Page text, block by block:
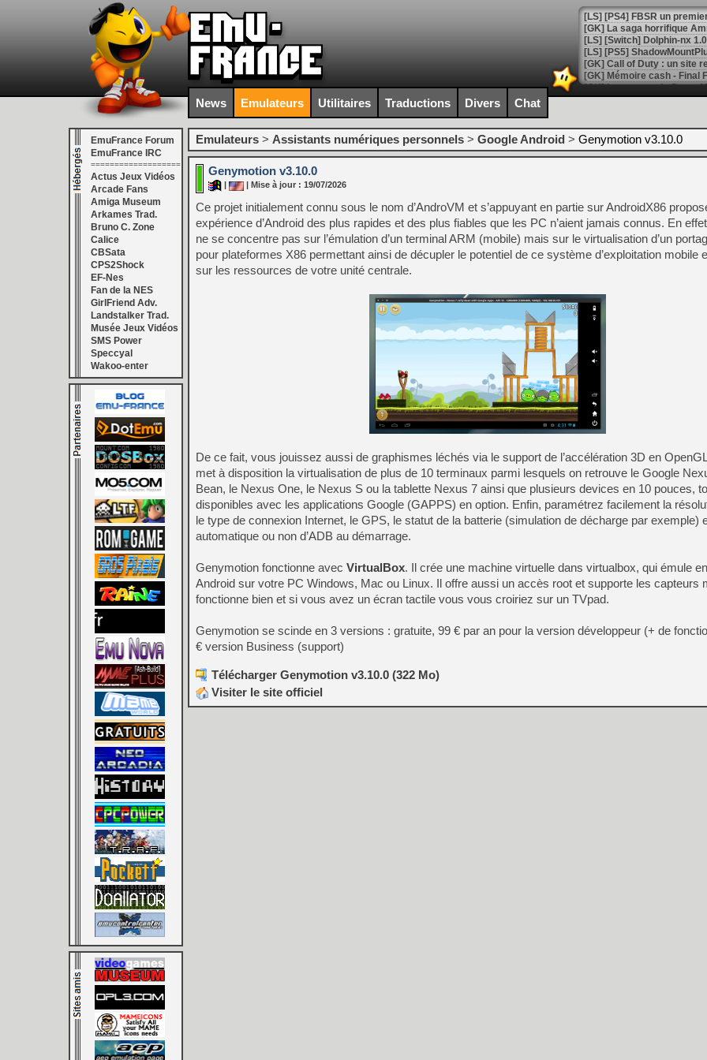
[GK] La saga horrifique
[GK] Le portage de Super
[Mo5] Le jeu de course
[GK] Guillermo del Toro
[LTF] Eté 2026 - Séquence 6
[GK] Mistfall Hunter : déjà
[GK] Wo Long 2 évolue
[GK] Crossfire : un TPS à
[LS] [PS5] Premiers
[Mo5] DOOM arrive en
[GK] Bethesda fête les 30
[GK] Roblox : l'action en
[GK] Agenda - GeForce
[GK] Devolver Digital en a
[LS] [PS5] ps5-y2jb-
[GK] Pourquoi Marvel
[GK] Test : Restory : Chill
[GK] GTA 6 : Rockstar
[GK] Hot Wheels Infinite
[GK] Mémoire cash -
[GK] Résultats Nintendo :
[GK] Déjà des
[Mo5] Brickboy cherche à
[GK] Minecraft et ses «
[GK] Beast of
[GK] Ubisoft : fin de partie
News Emulateurs Utilitaires Traductions Divers Chat
EmuFrance Forum
EmuFrance IRC
===================
Actus Jeux Vidéos
Arcade Fans
Amiga Museum
Arkames Trad.
Bruno C. Zone
Calice
CBSata
CPS2Shock
EF-Nes
Fan de la NES
GirlFriend Adv.
Landstalker Trad.
Musée Jeux Vidéos
SMS Power
Speccyal
Wakoo-enter
Emulateurs > Assistants numériques personnels > Google Android > Genymotion v3.10.0
Genymotion v3.10.0
| Mise à jour : 19/07/2026
Ce projet initialement connu sous le nom d’AndroVM et s’appuyant en partie sur AndroidX86
expérience d’Android des plus rapides et des plus fiables que les PC n’aient jamais connus. En
ne se concentre pas sur l’émulation d’un terminal ARM (mobile) mais sur le virtualisation d’un
pour plateformes X86 permettant ainsi de décupler le potentiel de ce système d’exploitation mobile
sur les ressources de votre unité centrale.
De ce fait, vous jouissez aussi de graphismes léchés via le support de l’accélération 3D en
met à disposition la virtualisation de plus de 10 terminaux parmi lesquels on retrouve le Google
Bean, le Nexus One, le Nexus S ou la tablette Nexus 7 ainsi que plusieurs devices en 10 pouces,
disponibles avec les applications Google (GAPPS) en option. Enfin, paramétrez facilement la
le type de connexion Internet, le GPS, le statut de la batterie (simulation de décharge par exemple)
automatique ou non d’ADB au démarrage.
Genymotion fonctionne avec VirtualBox. Il crée une machine virtuelle dans virtualbox, qui émule
Android sur votre PC Windows, Mac ou Linux. Il offre aussi un accès root et supporte les capteurs
fonctionne bien et si vous avez un écran tactile vous vous croiriez sur un TVpad.
Genymotion se scinde en 3 versions : gratuite, 99 € par an pour la version développeur (+ de
€ version Business (support)
Télécharger Genymotion v3.10.0 (322 Mo)
Visiter le site officiel